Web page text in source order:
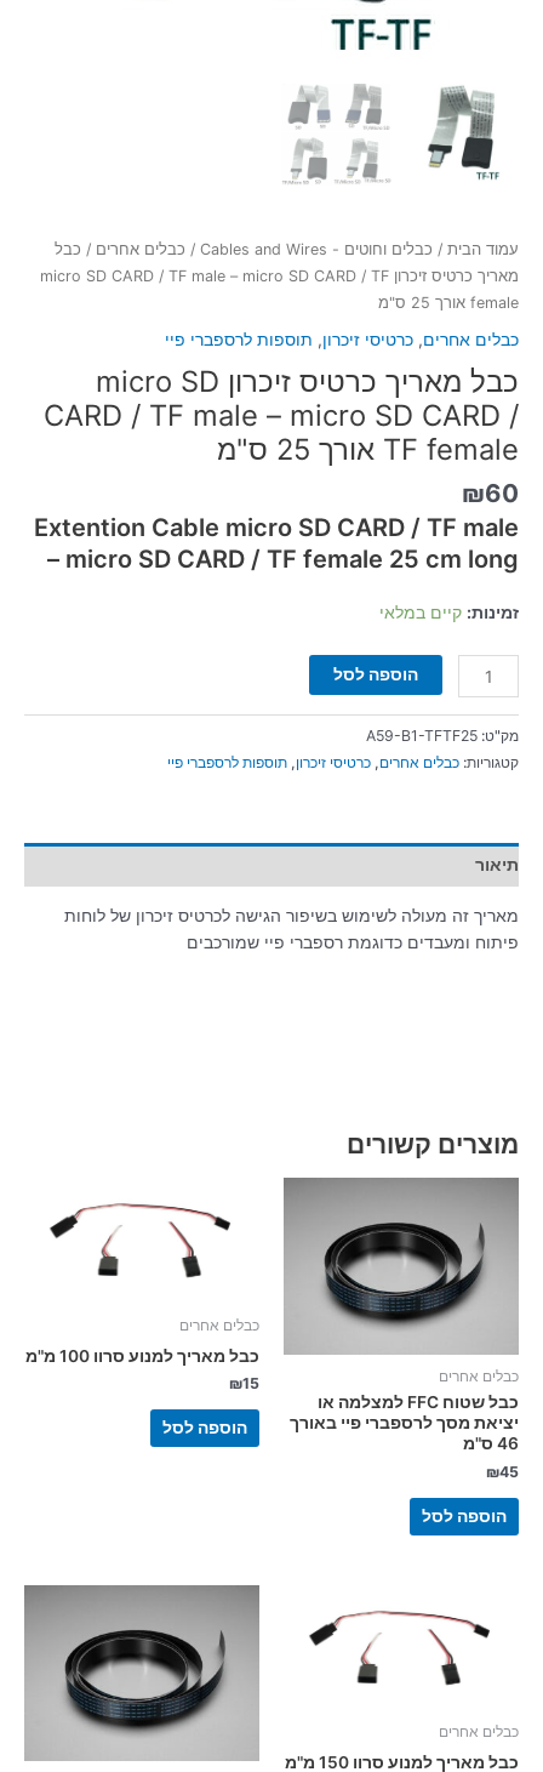
עמוד הבית / כבלים וחוטים - Cables and Wires / כבלים אחרים / כבל
מאריך כרטיס זיכרון micro SD CARD / TF male – micro SD CARD / TF
female אורך 25 ס"מ
כבלים אחרים, כרטיסי זיכרון, תוספות לרספברי פיי
כבל מאריך כרטיס זיכרון micro SD
CARD / TF male – micro SD CARD /
TF female אורך 25 ס"מ
₪60
Extention Cable micro SD CARD / TF male
– micro SD CARD / TF female 25 cm long
זמינות: קיים במלאי
female
אורך
הוספה לסל
מק"ט: A59-B1-TFTF25
קטגוריות: כבלים אחרים, כרטיסי זיכרון, תוספות לרספברי פיי
תיאור
מאריך זה מעולה לשימוש בשיפור הגישה לכרטיס זיכרון של לוחות
פיתוח ומעבדים כדוגמת רספברי פיי שמורכבים
מוצרים קשורים
כבלים אחרים
כבל שטוח FFC למצלמה או
יציאת מסך לרספברי פיי באורך
46 ס"מ
₪45
הוספה לסל
כבלים אחרים
כבל מאריך למנוע סרוו 100 מ"מ
₪15
הוספה לסל
כבלים אחרים
כבל מאריך למנוע סרוו 150 מ"מ